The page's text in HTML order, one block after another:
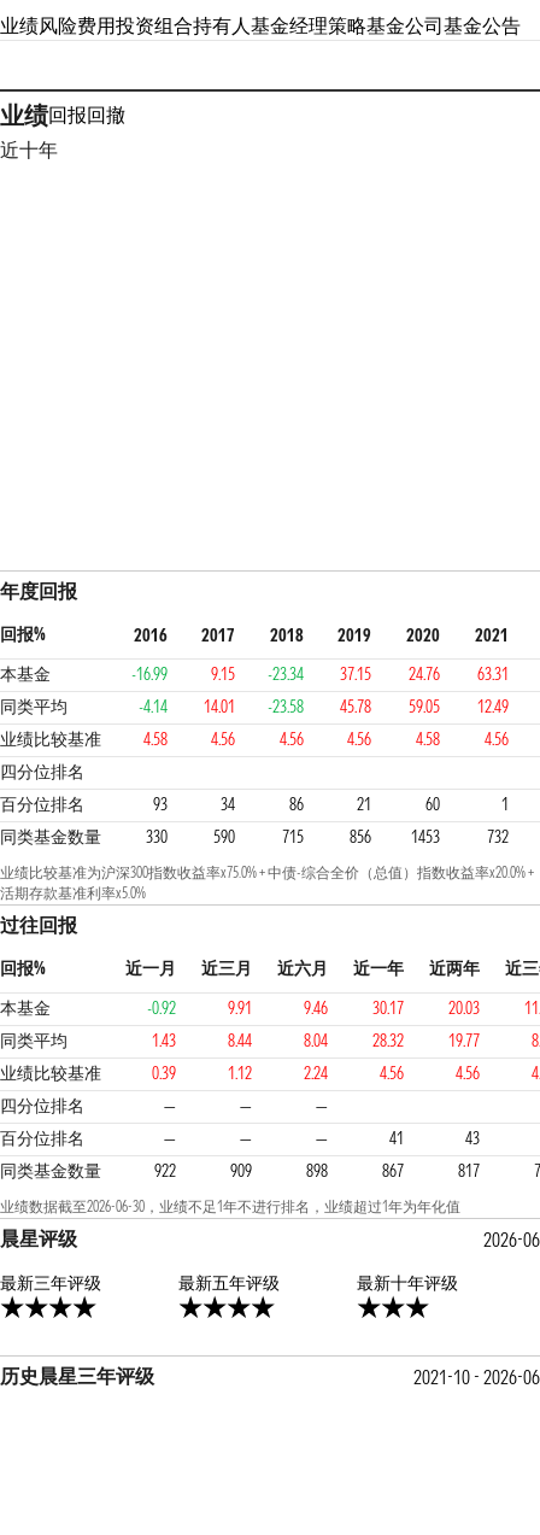
业绩风险费用投资组合持有人基金经理策略基金公司基金公告
业绩回报回撤
近十年
年度回报
回报% 2016 2017 2018 2019 2020
2021
本基金
-16.99 9.15 -23.34 37.15 24.76
63.31
同类平均
-4.14 14.01 -23.58 45.78 59.05
12.49
业绩比较基准
4.58 4.56 4.56 4.56 4.58
4.56
四分位排名
4 2 4 1 3 1 4
百分位排名 93 34 86 21 60
1
同类基金数量
330 590 715 856 1453 732
业绩比较基准为沪深300指数收益率x75.0% + 中债-综合全价（总值）指数收益率x20.0% +
活期存款基准利率x5.0%
过往回报
回报% 近一月 近三月 近六月 近一年 近两年
近
本基金
-0.92 9.91 9.46 30.17 20.03
同类平均
1.43 8.44 8.04 28.32 19.77
业绩比较基准
0.39 1.12 2.24 4.56 4.56
四分位排名
— — —
2 2 2
百分位排名 — — — 41
43
同类基金数量
922 909 898 867 817
业绩数据截至2026-06-30，业绩不足1年不进行排名，业绩超过1年为年化值
晨星评级 2026-06
最新三年评级 最新五年评级 最新十年评级
历史晨星三年评级 2021-10 - 2026-06